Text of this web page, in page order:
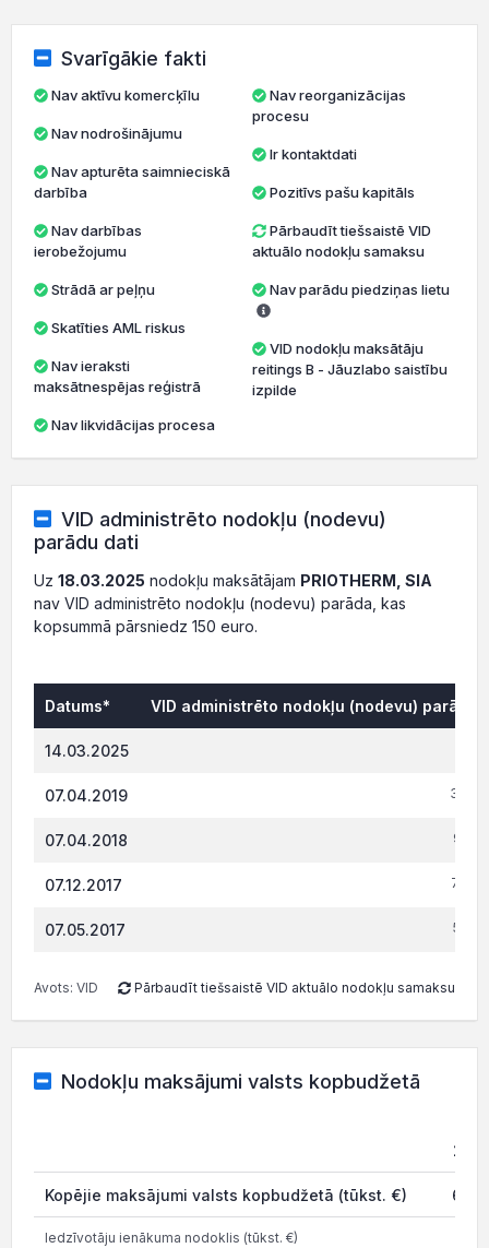
Svarīgākie fakti
Nav aktīvu komercķīlu
Nav nodrošinājumu
darbība
ierobežojumu
Strādā ar peļņu
Skatīties AML riskus
maksātnespējas reģistrā
Nav likvidācijas procesa
Nav reorganizācijas
procesu
Ir kontaktdati
Pozitīvs pašu kapitāls
Pārbaudīt tiešsaistē VID
aktuālo nodokļu samaksu
Nav parādu piedziņas lietu
VID nodokļu maksātāju
reitings B - Jāuzlabo saistību
izpilde
VID administrēto nodokļu (nodevu)
parādu dati
Uz 18.03.2025 nodokļu maksātājam PRIOTHERM, SIA
nav VID administrēto nodokļu (nodevu) parāda, kas
kopsummā pārsniedz 150 euro.
Datums* VID administrēto nodokļu (nodevu) parāds,
14.03.2025
07.04.2019
07.04.2018
07.12.2017
07.05.2017
Avots: VID Pārbaudīt tiešsaistē VID aktuālo nodokļu samaksu
Nodokļu maksājumi valsts kopbudžetā
Kopējie maksājumi valsts kopbudžetā (tūkst. €)
Iedzīvotāju ienākuma nodoklis (tūkst. €)